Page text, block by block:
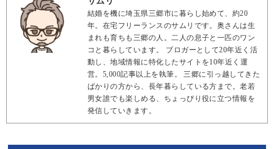
結婚を機に埼玉県三郷市に暮らし始めて、約20
年。在宅フリーランスのサムリです。奥さんは生
まれも育ちも三郷の人。二人の息子と一匹のワン
コと暮らしています。 ブロガーとして20年近く活
動し、地域情報に特化したサイトを10年近く運
営。5,000記事以上を執筆。 三郷に引っ越してきた
ばかりの方から、長年暮らしている方まで。老若
男女誰でも楽しめる、ちょっぴり役に立つ情報を
発信していきます。